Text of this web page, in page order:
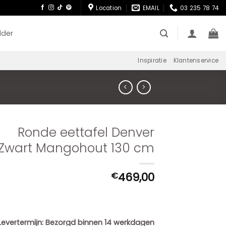
Location EMAIL 03 235 78 74
Inspiratie Klantenservice
Ronde eettafel Denver
Mangohout 130 cm
€469,00
Bezorgd binnen 14 werkdagen